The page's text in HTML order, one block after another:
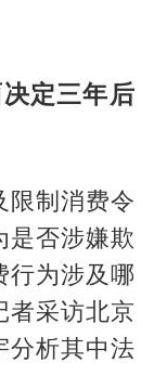
定三年后
限制消费令
是否涉嫌欺
行为涉及哪
者采访北京
分析其中法